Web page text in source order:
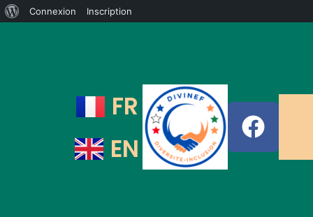
Connexion Inscription
FR
EN